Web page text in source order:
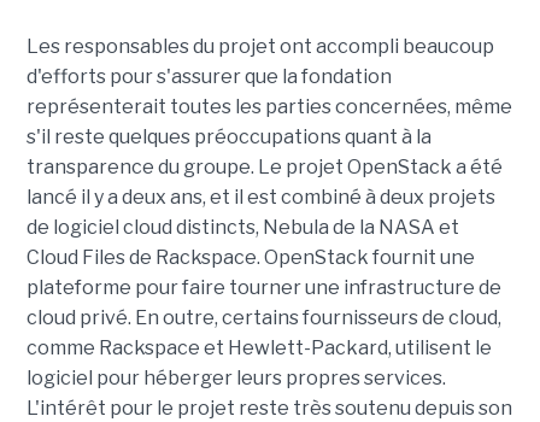
Les responsables du projet ont accompli beaucoup
d'efforts pour s'assurer que la fondation
représenterait toutes les parties concernées, même
s'il reste quelques préoccupations quant à la
transparence du groupe. Le projet OpenStack a été
lancé il y a deux ans, et il est combiné à deux projets
de logiciel cloud distincts, Nebula de la NASA et
Cloud Files de Rackspace. OpenStack fournit une
plateforme pour faire tourner une infrastructure de
cloud privé. En outre, certains fournisseurs de cloud,
comme Rackspace et Hewlett-Packard, utilisent le
logiciel pour héberger leurs propres services.
L'intérêt pour le projet reste très soutenu depuis son